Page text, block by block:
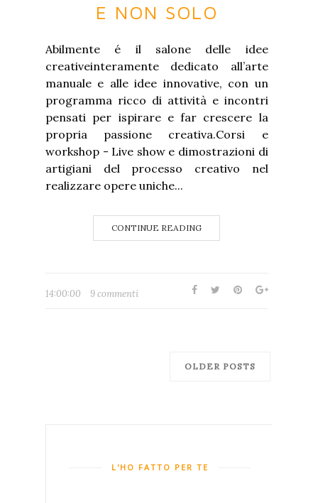
E NON SOLO
Abilmente é il salone delle idee
creativeinteramente dedicato all’arte
manuale e alle idee innovative, con un
programma ricco di attività e incontri
pensati per ispirare e far crescere la
propria passione creativa.Corsi e
workshop - Live show e dimostrazioni di
artigiani del processo creativo nel
realizzare opere uniche...
CONTINUE READING
14:00:00 9 commenti
OLDER POSTS
L'HO FATTO PER TE